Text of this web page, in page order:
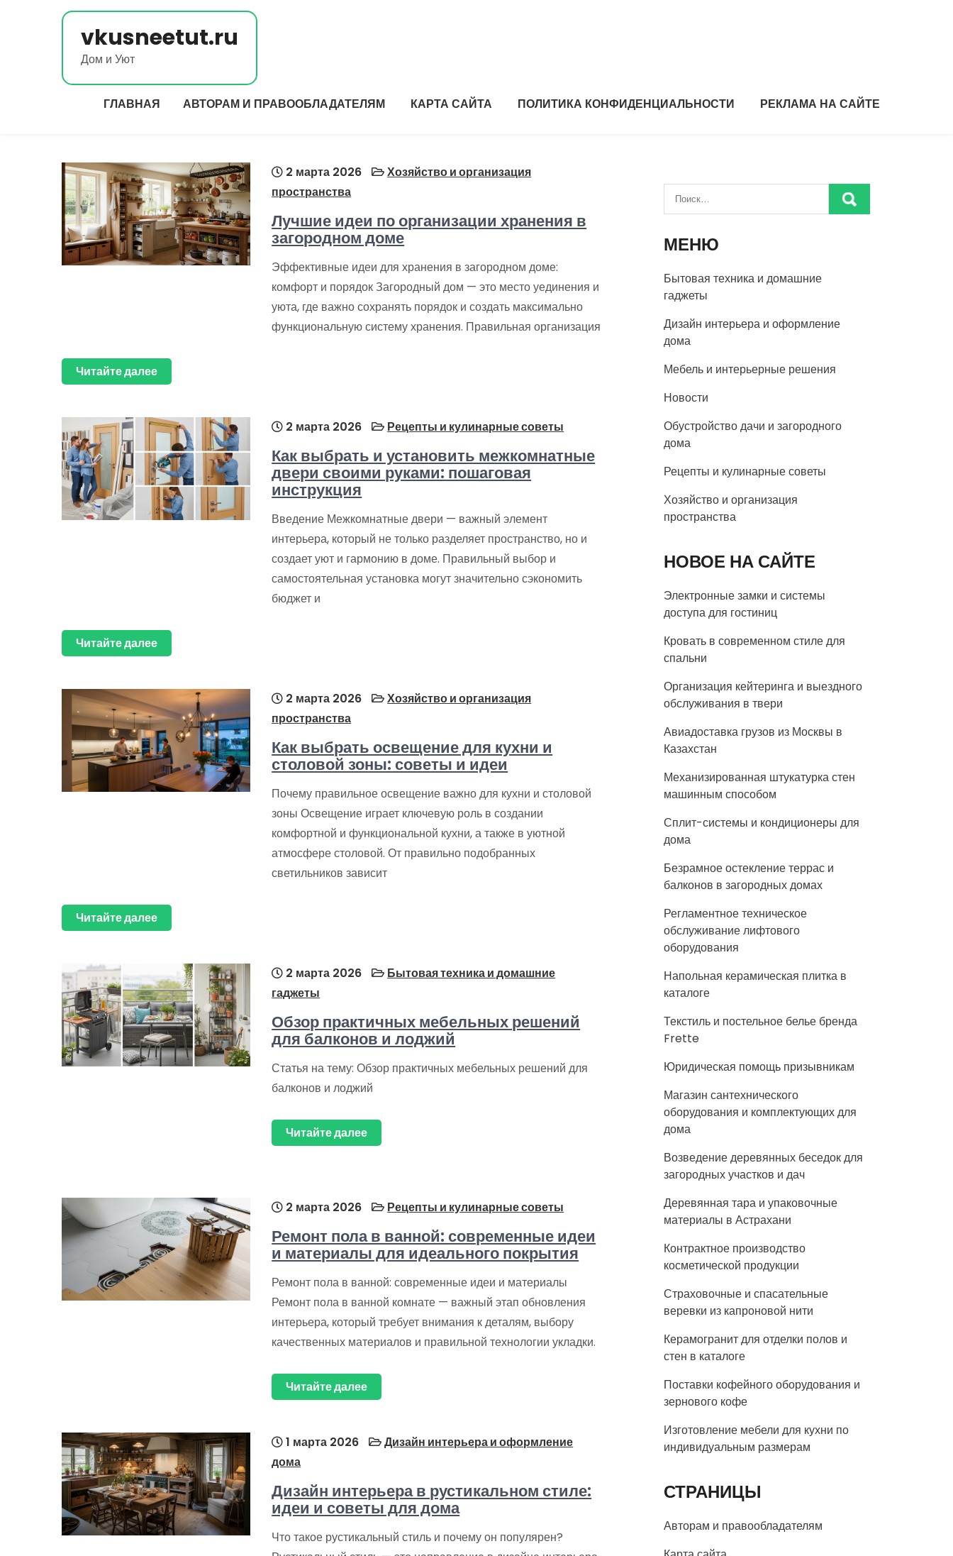
vkusneetut.ru
Дом и Уют
ГЛАВНАЯ АВТОРАМ И ПРАВООБЛАДАТЕЛЯМ КАРТА САЙТА ПОЛИТИКА КОНФИДЕНЦИАЛЬНОСТИ РЕКЛАМА НА САЙТЕ
2 марта 2026
Хозяйство и организация
пространства
Лучшие идеи по организации хранения в
загородном доме
Эффективные идеи для хранения в загородном доме:
комфорт и порядок Загородный дом — это место уединения и
уюта, где важно сохранять порядок и создать максимально
функциональную систему хранения. Правильная организация
Читайте далее
2 марта 2026 Рецепты и кулинарные советы
Как выбрать и установить межкомнатные
двери своими руками: пошаговая
инструкция
Введение Межкомнатные двери — важный элемент
интерьера, который не только разделяет пространство, но и
создает уют и гармонию в доме. Правильный выбор и
самостоятельная установка могут значительно сэкономить
бюджет и
Читайте далее
2 марта 2026
Хозяйство и организация
пространства
Как выбрать освещение для кухни и
столовой зоны: советы и идеи
Почему правильное освещение важно для кухни и столовой
зоны Освещение играет ключевую роль в создании
комфортной и функциональной кухни, а также в уютной
атмосфере столовой. От правильно подобранных
светильников зависит
Читайте далее
2 марта 2026
Бытовая техника и домашние
гаджеты
Обзор практичных мебельных решений
для балконов и лоджий
Статья на тему: Обзор практичных мебельных решений для
балконов и лоджий
Читайте далее
2 марта 2026 Рецепты и кулинарные советы
Ремонт пола в ванной: современные идеи
и материалы для идеального покрытия
Ремонт пола в ванной: современные идеи и материалы
Ремонт пола в ванной комнате — важный этап обновления
интерьера, который требует внимания к деталям, выбору
качественных материалов и правильной технологии укладки.
Читайте далее
1 марта 2026
Дизайн интерьера и оформление
дома
Дизайн интерьера в рустикальном стиле:
идеи и советы для дома
Что такое рустикальный стиль и почему он популярен?
МЕНЮ
Бытовая техника и домашние
гаджеты
Дизайн интерьера и оформление
дома
Мебель и интерьерные решения
Новости
Обустройство дачи и загородного
дома
Рецепты и кулинарные советы
Хозяйство и организация
пространства
НОВОЕ НА САЙТЕ
Электронные замки и системы
доступа для гостиниц
Кровать в современном стиле для
спальни
Организация кейтеринга и выездного
обслуживания в твери
Авиадоставка грузов из Москвы в
Казахстан
Механизированная штукатурка стен
машинным способом
Сплит-системы и кондиционеры для
дома
Безрамное остекление террас и
балконов в загородных домах
Регламентное техническое
обслуживание лифтового
оборудования
Напольная керамическая плитка в
каталоге
Текстиль и постельное белье бренда
Frette
Юридическая помощь призывникам
Магазин сантехнического
оборудования и комплектующих для
дома
Возведение деревянных беседок для
загородных участков и дач
Деревянная тара и упаковочные
материалы в Астрахани
Контрактное производство
косметической продукции
Страховочные и спасательные
веревки из капроновой нити
Керамогранит для отделки полов и
стен в каталоге
Поставки кофейного оборудования и
зернового кофе
Изготовление мебели для кухни по
индивидуальным размерам
СТРАНИЦЫ
Авторам и правообладателям